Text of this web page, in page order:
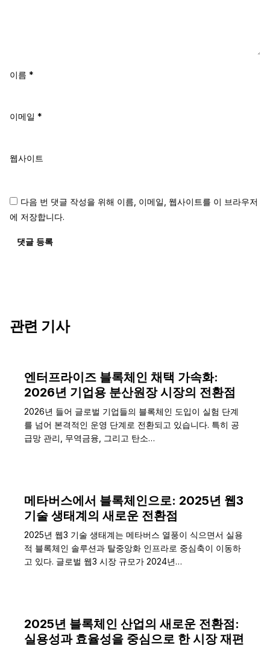
이름 *
이메일 *
웹사이트
다음 번 댓글 작성을 위해 이름, 이메일, 웹사이트를 이 브라우저
에 저장합니다.
댓글 등록
관련 기사
엔터프라이즈 블록체인 채택 가속화:
2026년 기업용 분산원장 시장의 전환점
2026년 들어 글로벌 기업들의 블록체인 도입이 실험 단계
를 넘어 본격적인 운영 단계로 전환되고 있습니다. 특히 공
급망 관리, 무역금융, 그리고 탄소…
메타버스에서 블록체인으로: 2025년 웹3
기술 생태계의 새로운 전환점
2025년 웹3 기술 생태계는 메타버스 열풍이 식으면서 실용
적 블록체인 솔루션과 탈중앙화 인프라로 중심축이 이동하
고 있다. 글로벌 웹3 시장 규모가 2024년…
2025년 블록체인 산업의 새로운 전환점:
실용성과 효율성을 중심으로 한 시장 재편